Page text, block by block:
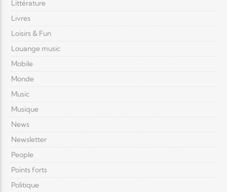
Littérature
Livres
Loisirs & Fun
Louange music
Mobile
Monde
Music
Musique
News
Newsletter
People
Points forts
Politique